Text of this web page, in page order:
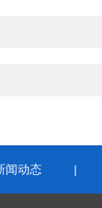
闻动态 |